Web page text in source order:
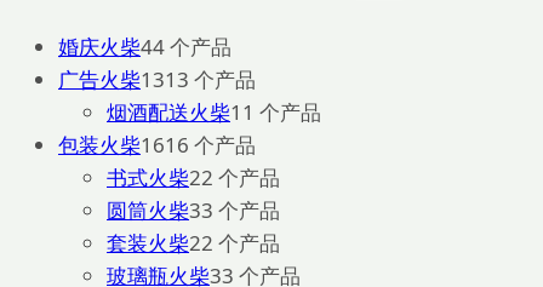
婚庆火柴44 个产品
广告火柴1313 个产品
烟酒配送火柴1 1 个产品
包装火柴1616 个产品
书式火柴22 个产品
圆筒火柴33 个产品
套装火柴22 个产品
玻璃瓶火柴33 个产品